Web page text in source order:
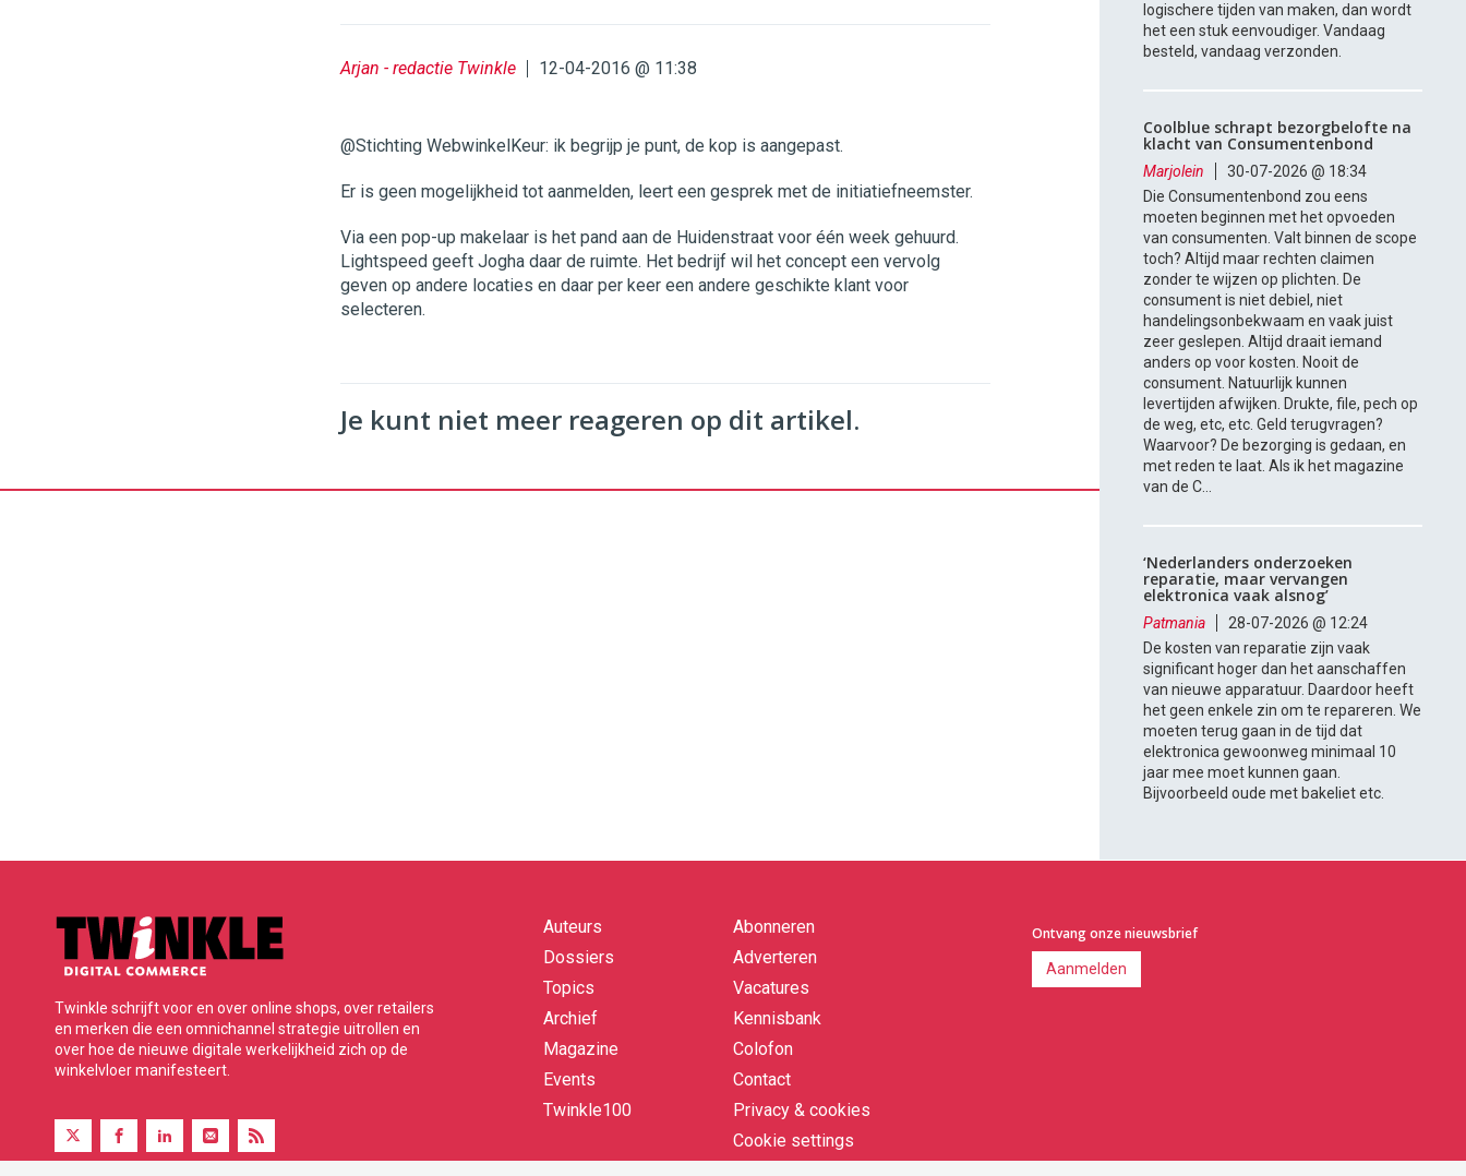
Arjan - redactie Twinkle 12-04-2016 @ 11:38
@Stichting WebwinkelKeur: ik begrijp je punt, de kop is aangepast.
Er is geen mogelijkheid tot aanmelden, leert een gesprek met de initiatiefneemster.
Via een pop-up makelaar is het pand aan de Huidenstraat voor één week gehuurd.
Lightspeed geeft Jogha daar de ruimte. Het bedrijf wil het concept een vervolg
geven op andere locaties en daar per keer een andere geschikte klant voor
selecteren.
Je kunt niet meer reageren op dit artikel.
logischere tijden van maken, dan wordt
het een stuk eenvoudiger. Vandaag
besteld, vandaag verzonden.
Coolblue schrapt bezorgbelofte na
klacht van Consumentenbond
Marjolein
30-07-2026 @ 18:34
Die Consumentenbond zou eens
moeten beginnen met het opvoeden
van consumenten. Valt binnen de scope
toch? Altijd maar rechten claimen
zonder te wijzen op plichten. De
consument is niet debiel, niet
handelingsonbekwaam en vaak juist
zeer geslepen. Altijd draait iemand
anders op voor kosten. Nooit de
consument. Natuurlijk kunnen
levertijden afwijken. Drukte, file, pech op
de weg, etc, etc. Geld terugvragen?
Waarvoor? De bezorging is gedaan, en
met reden te laat. Als ik het magazine
van de C...
‘Nederlanders onderzoeken
reparatie, maar vervangen
elektronica vaak alsnog’
Patmania
28-07-2026 @ 12:24
De kosten van reparatie zijn vaak
significant hoger dan het aanschaffen
van nieuwe apparatuur. Daardoor heeft
het geen enkele zin om te repareren. We
moeten terug gaan in de tijd dat
elektronica gewoonweg minimaal 10
jaar mee moet kunnen gaan.
Bijvoorbeeld oude met bakeliet etc.
Twinkle schrijft voor en over online shops, over retailers
en merken die een omnichannel strategie uitrollen en
over hoe de nieuwe digitale werkelijkheid zich op de
winkelvloer manifesteert.
Quick
links
Auteurs
Dossiers
Topics
Archief
Magazine
Events
Twinkle100
Abonneren
Adverteren
Vacatures
Kennisbank
Colofon
Contact
Privacy & cookies
Cookie settings
Ontvang onze nieuwsbrief
Aanmelden